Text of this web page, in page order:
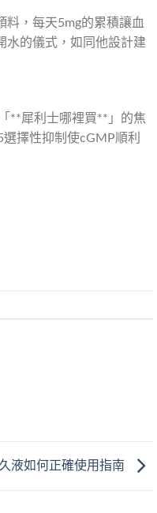
，每天5mg的累積讓血
水的儀式，如同他設計建
**犀利士哪裡買**」的焦
擇性抑制使cGMP順利
液如何正確使用指南